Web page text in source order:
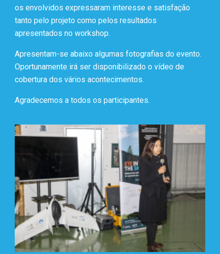
os envolvidos expressaram interesse e satisfação
tanto pelo projeto como pelos resultados
apresentados no workshop.
Apresentam-se abaixo algumas fotografias do evento.
Oportunamente irá ser disponibilizado o vídeo de
cobertura dos vários acontecimentos.
Agradecemos a todos os participantes.